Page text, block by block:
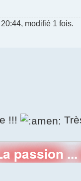
modifié 1 fois.
!!!
passion